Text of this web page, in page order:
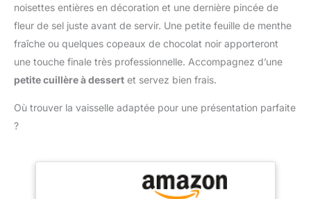
et parfait pour toutes vos
tâches de cuisine.
noisettes entières en décoration et une dernière pincée de
fleur de sel juste avant de servir. Une petite feuille de menthe
fraîche ou quelques copeaux de chocolat noir apporteront
une touche finale très professionnelle. Accompagnez d’une
petite cuillère à dessert et servez bien frais.
Où trouver la vaisselle adaptée pour une présentation parfaite
?